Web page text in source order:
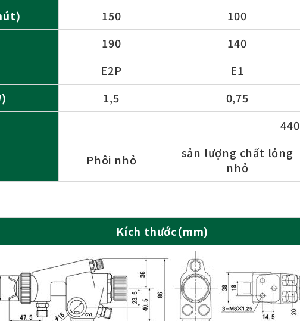
150 100
190 140
E2P E1
1,5 0,75
440
Phôi nhỏ
sản lượng chất lỏng
nhỏ
Kích thước(mm)